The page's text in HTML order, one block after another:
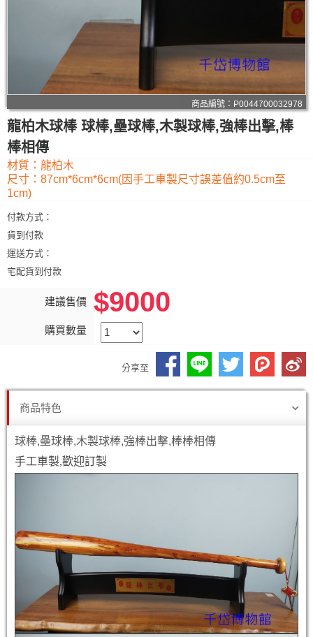
商品編號：P0044700032978
龍柏木球棒 球棒,壘球棒,木製球棒,強棒出擊,棒
棒相傳
材質：龍柏木
尺寸：87cm*6cm*6cm(因手工車製尺寸誤差值約0.5cm至
1cm)
付款方式：
貨到付款
運送方式：
宅配貨到付款
建議售價 $9000
購買數量
分享至
商品特色
球棒,壘球棒,木製球棒,強棒出擊,棒棒相傳
手工車製,歡迎訂製